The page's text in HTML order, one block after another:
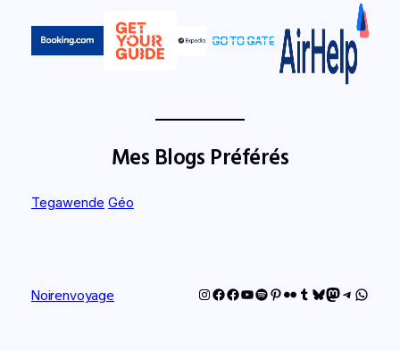
Mes Blogs Préférés
Tegawende Géo
Noirenvoyage Instagram
Facebook
Facebook
YouTube
Spotify
Pinterest
FlickrTumblr
Bluesky
Mastodon
Telegram